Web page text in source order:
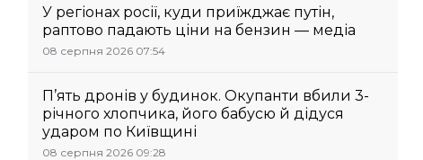
У регіонах росії, куди приїжджає путін,
раптово падають ціни на бензин — медіа
08 серпня 2026 07:54
П’ять дронів у будинок. Окупанти вбили 3-
річного хлопчика, його бабусю й дідуся
ударом по Київщині
08 серпня 2026 09:28